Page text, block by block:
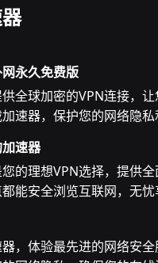
永久免费版
全球加密的VPN连接，
速器，保护您的网络隐私
速器
的理想VPN选择，提供
能安全浏览互联网，无忧
，体验最先进的网络安